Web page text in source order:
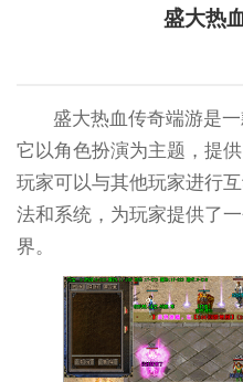
盛大热
盛大热血传奇端游是
它以角色扮演为主题，提
玩家可以与其他玩家进行
法和系统，为玩家提供了
界。